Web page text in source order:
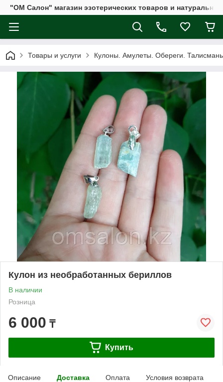
"ОМ Салон" магазин эзотерических товаров и
Товары и услуги Кулоны. Амулеты. Обереги.
Кулон из необработанных бериллов
В наличии
Розница
6 000 ₸
Купить
Описание Доставка Оплата Условия возврата